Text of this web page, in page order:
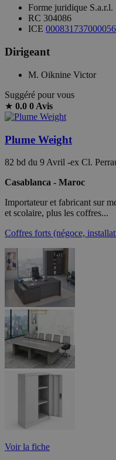
Forme juridique S.a.r.l.
RC 304086
ICE 000831737000056
Dirigeant
M. Oiknine Victor
Suggéré pour vous
★ 0.0 0 Avis
Plume Weight
82 bd du 9 Avril -ex Cl.
Casablanca - Maroc
Importateur et fabricant sur
et scolaire, plus les coffres...
Coffres forts (négoce,
Voir la fiche